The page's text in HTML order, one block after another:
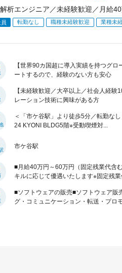
析エンジニア／未経験歓迎／月給
転勤なし 職種未経験歓迎 業種未
【世界90カ国超に導入実績を持つグ
ートするので、経験のない方も安心
【未経験歓迎／大卒以上／社会人経験
レーション技術に興味がある方
＜「市ケ谷駅」より徒歩5分／転勤な
24 KYONI BLDG5階※受動喫煙対...
市ケ谷駅
■月給40万円～60万円（固定残業代含
キルに応じて優遇いたします※固定残業
■ソフトウェアの販売■ソフトウェア販
グ・コミュニケーション・転送・プロ